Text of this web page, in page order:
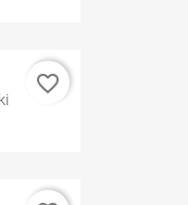
favorite_border